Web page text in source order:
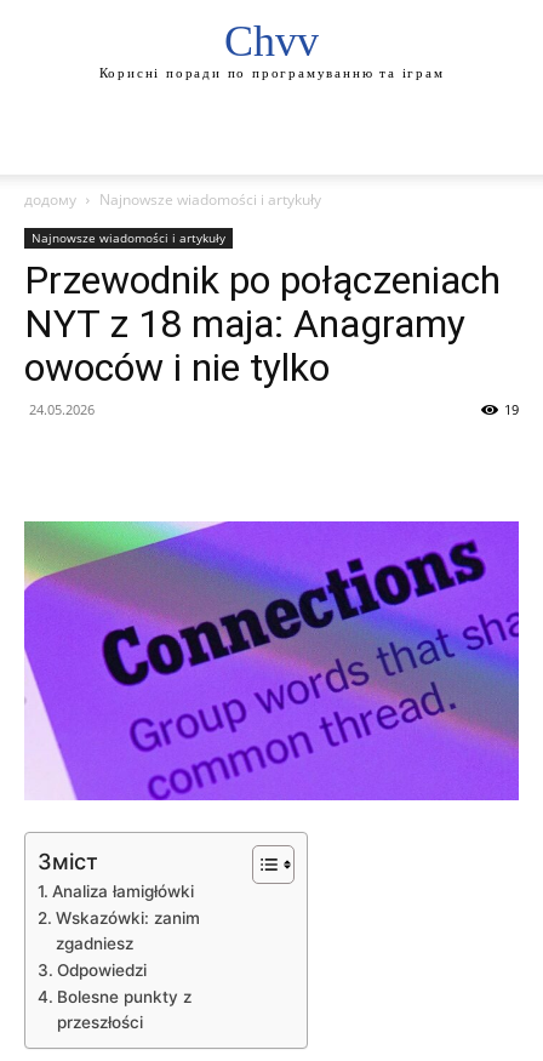
Chvv
Корисні поради по програмуванню та іграм
додому Najnowsze wiadomości i artykuły
Najnowsze wiadomości i artykuły
Przewodnik po połączeniach
NYT z 18 maja: Anagramy
owoców i nie tylko
24.05.2026 19
Зміст
Analiza łamigłówki
Wskazówki: zanim
zgadniesz
Odpowiedzi
Bolesne punkty z
przeszłości